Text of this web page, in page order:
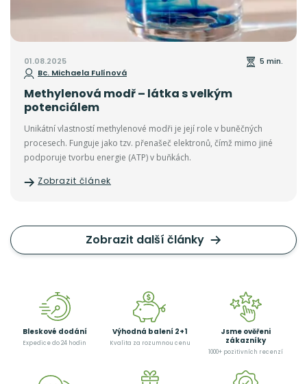
01.08.2025
Bc. Michaela Fulínová
5 min.
Methylenová modř – látka s velkým
potenciálem
Unikátní vlastností methylenové modři je její role v buněčných
procesech. Funguje jako tzv. přenašeč elektronů, čímž mimo jiné
podporuje tvorbu energie (ATP) v buňkách.
Zobrazit článek
Zobrazit další články
Bleskové dodání
Expedice do 24 hodin
Výhodná balení 2+1
Kvalita za rozumnou cenu
Jsme ověřeni
zákazníky
1000+ pozitivních recenzí